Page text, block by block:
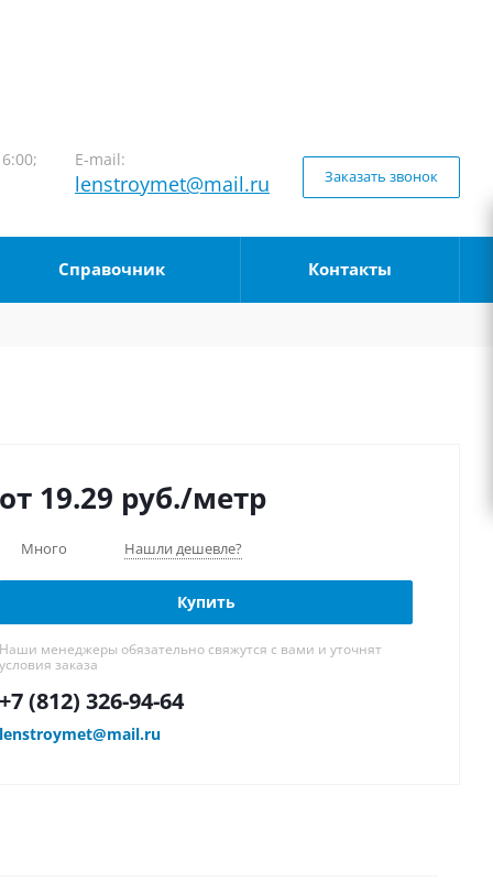
E-mail:
lenstroymet@mail.ru Заказать звонок
Справочник Контакты
от 19.29 руб./метр
Много Нашли дешевле?
Купить
Наши менеджеры обязательно свяжутся с вами и уточнят
условия заказа
+7 (812) 326-94-64
lenstroymet@mail.ru